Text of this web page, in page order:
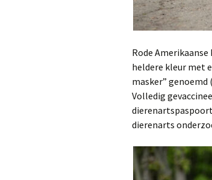
Rode
heldere kleur met
masker”
Volledig
dierenarts